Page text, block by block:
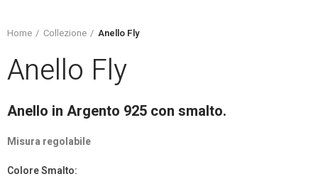
Home Collezione Anello Fly
Anello Fly
Anello in Argento 925 con smalto.
Misura regolabile
Colore Smalto